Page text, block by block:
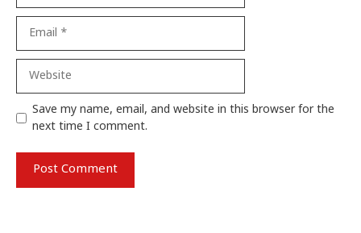
Website
Save my name, email, and website in this browser for the
next time I comment.